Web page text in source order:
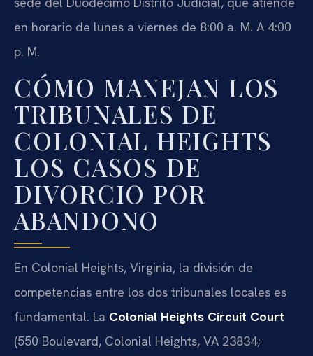
en horario de lunes a viernes de 8:00 a. M. A 4:00
p. M.
CÓMO MANEJAN LOS
TRIBUNALES DE
COLONIAL HEIGHTS
LOS CASOS DE
DIVORCIO POR
ABANDONO
En Colonial Heights, Virginia, la división de
competencias entre los dos tribunales locales es
fundamental. La Colonial Heights Circuit Court
(550 Boulevard, Colonial Heights, VA 23834;